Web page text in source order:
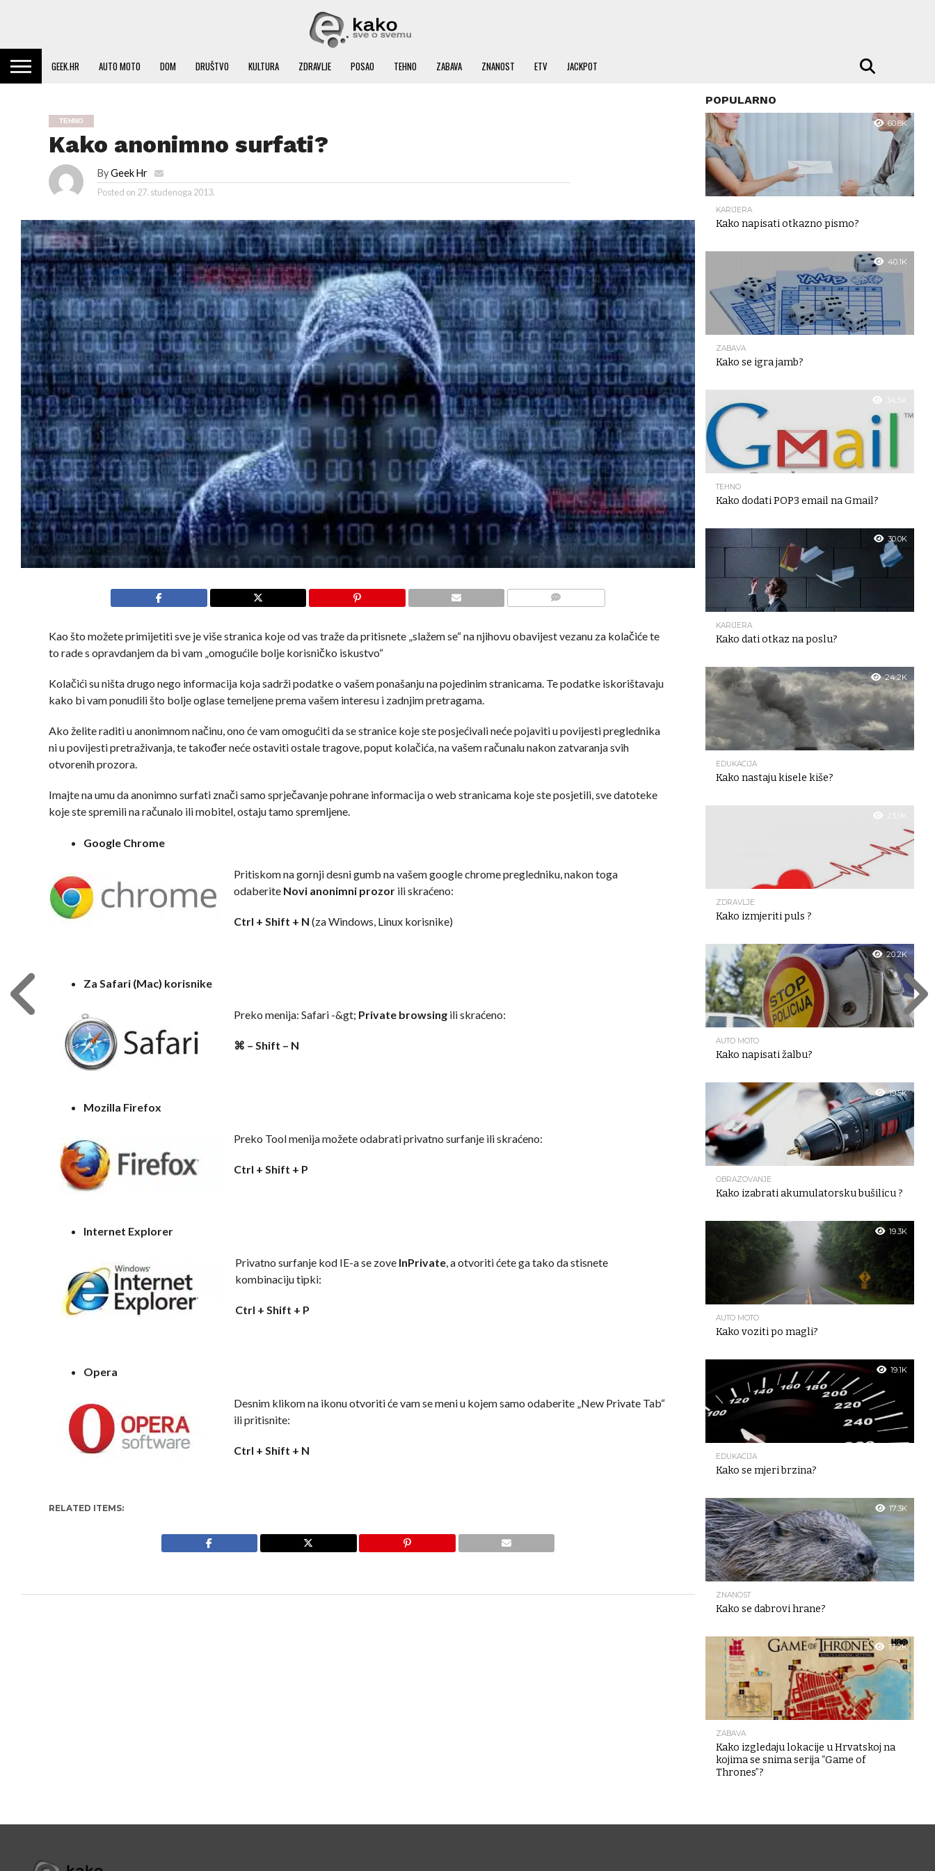
GEEK.HR AUTO MOTO DOM DRUŠTVO KULTURA ZDRAVLJE POSAO TEHNO ZABAVA ZNANOST ETV JACKPOT
TEHNO
Kako anonimno surfati?
By Geek Hr
Posted on 27. studenoga 2013.
Kao što možete primijetiti sve je više stranica koje od vas traže da pritisnete „slažem se“ na njihovu obavijest vezanu za kolačiće te
to rade s opravdanjem da bi vam „omogućile bolje korisničko iskustvo“
Kolačići su ništa drugo nego informacija koja sadrži podatke o vašem ponašanju na pojedinim stranicama. Te podatke iskorištavaju
kako bi vam ponudili što bolje oglase temeljene prema vašem interesu i zadnjim pretragama.
Ako želite raditi u anonimnom načinu, ono će vam omogućiti da se stranice koje ste posjećivali neće pojaviti u povijesti preglednika
ni u povijesti pretraživanja, te također neće ostaviti ostale tragove, poput kolačića, na vašem računalu nakon zatvaranja svih
otvorenih prozora.
Imajte na umu da anonimno surfati znači samo sprječavanje pohrane informacija o web stranicama koje ste posjetili, sve datoteke
koje ste spremili na računalo ili mobitel, ostaju tamo spremljene.
Google Chrome
Pritiskom na gornji desni gumb na vašem google chrome pregledniku, nakon toga
odaberite Novi anonimni prozor ili skraćeno:
Ctrl + Shift + N (za Windows, Linux korisnike)
Za Safari (Mac) korisnike
Preko menija: Safari -&gt; Private browsing ili skraćeno:
⌘ – Shift – N
Mozilla Firefox
Preko Tool menija možete odabrati privatno surfanje ili skraćeno:
Ctrl + Shift + P
Internet Explorer
Privatno surfanje kod IE-a se zove InPrivate, a otvoriti ćete ga tako da stisnete
kombinaciju tipki:
Ctrl + Shift + P
Opera
Desnim klikom na ikonu otvoriti će vam se meni u kojem samo odaberite „New Private Tab“
ili pritisnite:
Ctrl + Shift + N
RELATED ITEMS:
POPULARNO
60.8K
KARIJERA
Kako napisati otkazno pismo?
40.1K
ZABAVA
Kako se igra jamb?
34.5K
TEHNO
Kako dodati POP3 email na Gmail?
30.0K
KARIJERA
Kako dati otkaz na poslu?
24.2K
EDUKACIJA
Kako nastaju kisele kiše?
23.9K
ZDRAVLJE
Kako izmjeriti puls ?
20.2K
AUTO MOTO
Kako napisati žalbu?
19.5K
OBRAZOVANJE
Kako izabrati akumulatorsku bušilicu ?
19.3K
AUTO MOTO
Kako voziti po magli?
19.1K
EDUKACIJA
Kako se mjeri brzina?
17.3K
ZNANOST
Kako se dabrovi hrane?
17.2K
ZABAVA
Kako izgledaju lokacije u Hrvatskoj na
kojima se snima serija “Game of
Thrones”?